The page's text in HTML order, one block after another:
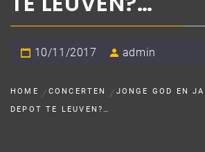
10/11/2017 admin
HOME CONCERTEN
JONGE GOD EN
DEPOT TE LEUVEN?…